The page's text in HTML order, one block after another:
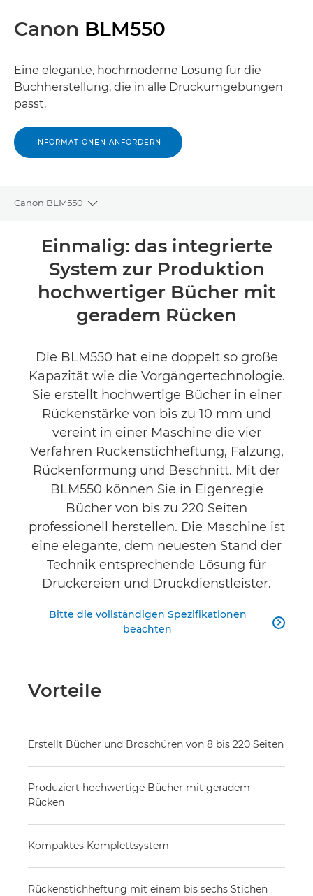
Canon BLM550
Eine elegante, hochmoderne Lösung für die
Buchherstellung, die in alle Druckumgebungen
passt.
INFORMATIONEN ANFORDERN
Canon BLM550
Toggle breadcrumbs
Übersicht
Technische Daten
Einmalig: das integrierte
System zur Produktion
hochwertiger Bücher mit
geradem Rücken
Die BLM550 hat eine doppelt so große
Kapazität wie die Vorgängertechnologie.
Sie erstellt hochwertige Bücher in einer
Rückenstärke von bis zu 10 mm und
vereint in einer Maschine die vier
Verfahren Rückenstichheftung, Falzung,
Rückenformung und Beschnitt. Mit der
BLM550 können Sie in Eigenregie
Bücher von bis zu 220 Seiten
professionell herstellen. Die Maschine ist
eine elegante, dem neuesten Stand der
Technik entsprechende Lösung für
Druckereien und Druckdienstleister.
Bitte die vollständigen Spezifikationen
beachten

Vorteile
Erstellt Bücher und Broschüren von 8 bis 220 Seiten
Produziert hochwertige Bücher mit geradem
Rücken
Kompaktes Komplettsystem
Rückenstichheftung mit einem bis sechs Stichen